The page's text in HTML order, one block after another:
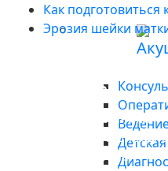
Как подготовиться
Эрозия шейки
Подпишитесь
Telegram!
Новости клиники
Акции и
Советы врачей